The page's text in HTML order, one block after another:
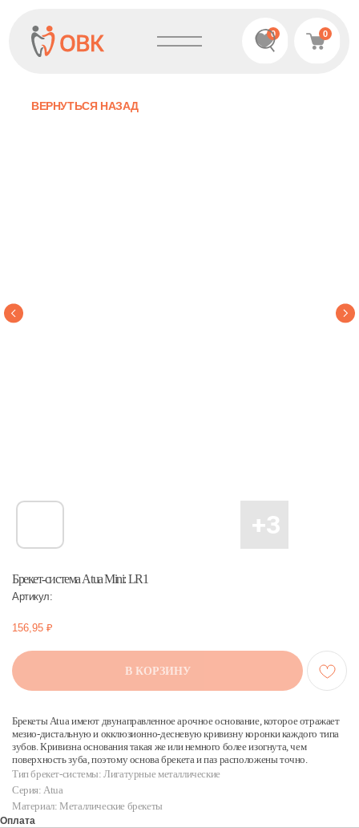
Брекет-система Atua Mini: LR1
Артикул:
156,95 ₽
В КОРЗИНУ
Брекеты Atua имеют двунаправленное арочное основание, которое отражает
мезио-дистальную и окклюзионно-десневую кривизну коронки каждого типа
зубов. Кривизна основания такая же или немного более изогнута, чем
поверхность зуба, поэтому основа брекета и паз расположены точно.
Тип брекет-системы: Лигатурные металлические
Серия: Atua
Материал: Металлические брекеты
Оплата